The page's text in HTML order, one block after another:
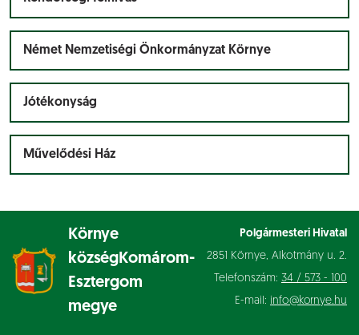
Német Nemzetiségi Önkormányzat Környe
Jótékonyság
Művelődési Ház
Környe
községKomárom-
Esztergom
megye
Polgármesteri Hivatal
2851 Környe, Alkotmány u. 2.
Telefonszám: 34 / 573 - 100
E-mail: info@kornye.hu